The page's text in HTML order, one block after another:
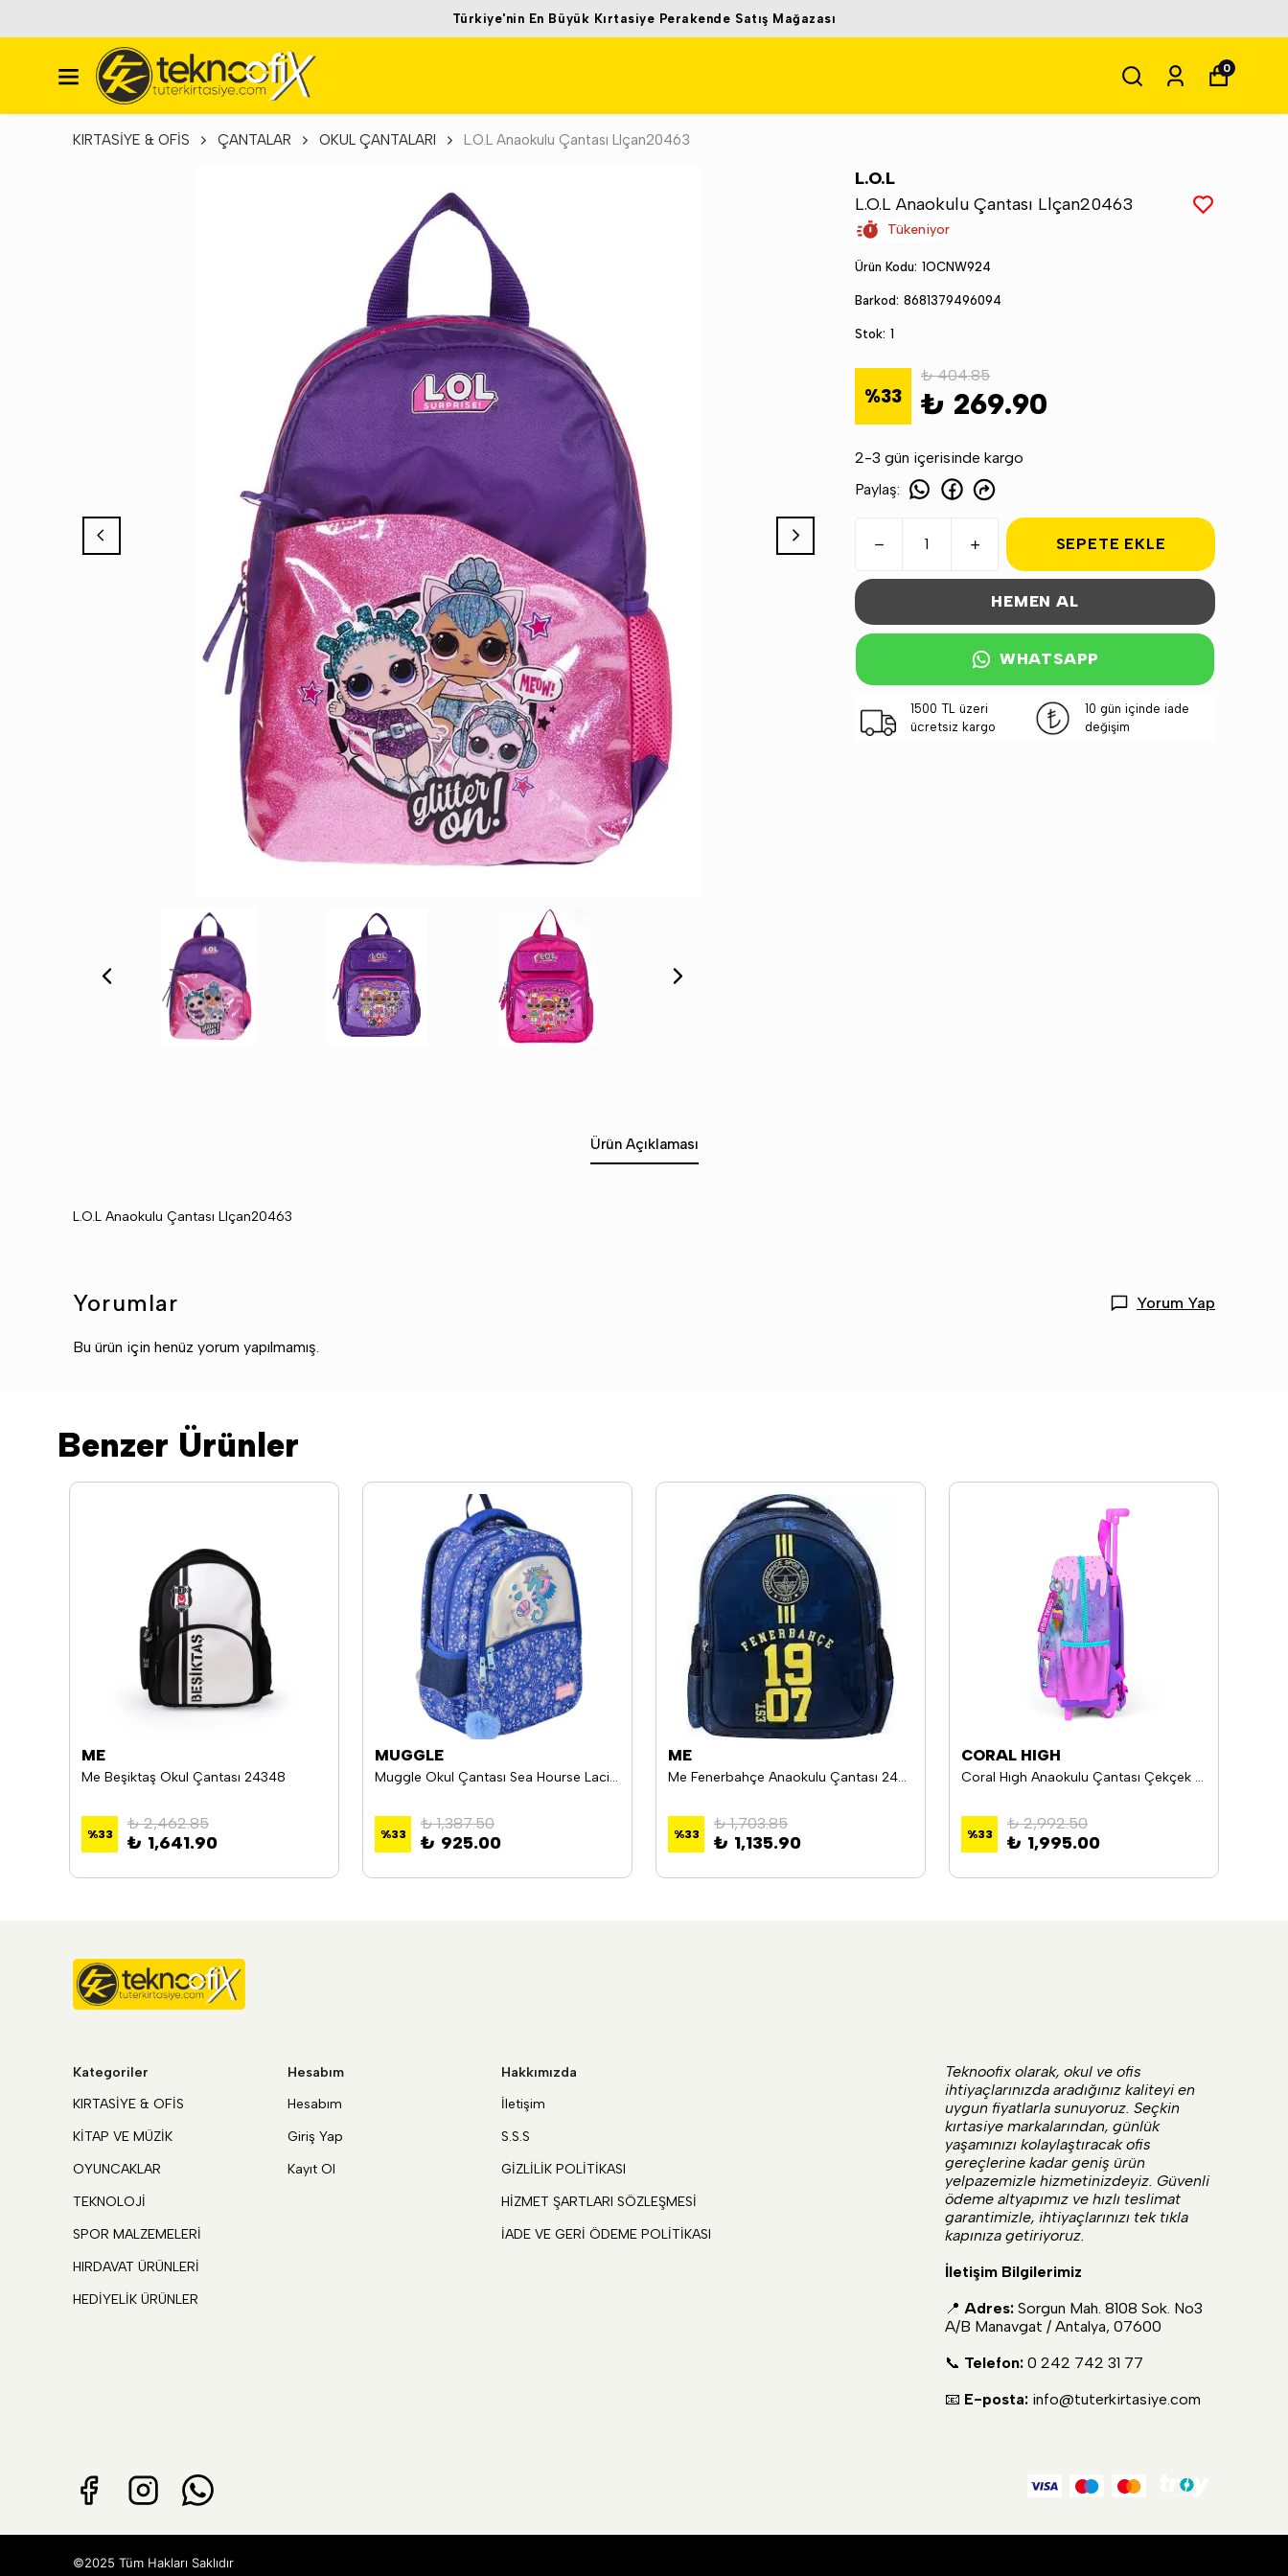
Türkiye'nin En Büyük Kırtasiye Perakende Satış Mağazası
0
KIRTASİYE & OFİS ÇANTALAR OKUL ÇANTALARI L.O.L Anaokulu Çantası Llçan20463
L.O.L
L.O.L Anaokulu Çantası Llçan20463
Tükeniyor
Ürün Kodu: 1OCNW924
Barkod: 8681379496094
Stok: 1
%33
₺ 404.85
₺ 269.90
2-3 gün içerisinde kargo
Paylaş:
SEPETE EKLE
HEMEN AL
WHATSAPP
1500 TL üzeri
ücretsiz kargo
10 gün içinde iade
değişim
Ürün Açıklaması
L.O.L Anaokulu Çantası Llçan20463
Yorumlar Yorum Yap
Bu ürün için henüz yorum yapılmamış.
Benzer Ürünler
ME
Me Beşiktaş Okul Çantası 24348
%33
₺ 2,462.85
₺ 1,641.90
MUGGLE
Muggle Okul Çantası Sea Hourse Lacivert Mu-8997
%33
₺ 1,387.50
₺ 925.00
ME
Me Fenerbahçe Anaokulu Çantası 24745
%33
₺ 1,703.85
₺ 1,135.90
CORAL HIGH
Coral Hıgh Anaokulu Çantası Çekçek 24050
%33
₺ 2,992.50
₺ 1,995.00
Kategoriler
KIRTASİYE & OFİS
KİTAP VE MÜZİK
OYUNCAKLAR
TEKNOLOJİ
SPOR MALZEMELERİ
HIRDAVAT ÜRÜNLERİ
HEDİYELİK ÜRÜNLER
Hesabım
Hesabım
Giriş Yap
Kayıt Ol
Hakkımızda
İletişim
S.S.S
GİZLİLİK POLİTİKASI
HİZMET ŞARTLARI SÖZLEŞMESİ
İADE VE GERİ ÖDEME POLİTİKASI
Teknoofix olarak, okul ve ofis
ihtiyaçlarınızda aradığınız kaliteyi en
uygun fiyatlarla sunuyoruz. Seçkin
kırtasiye markalarından, günlük
yaşamınızı kolaylaştıracak ofis
gereçlerine kadar geniş ürün
yelpazemizle hizmetinizdeyiz. Güvenli
ödeme altyapımız ve hızlı teslimat
garantimizle, ihtiyaçlarınızı tek tıkla
kapınıza getiriyoruz.
İletişim Bilgilerimiz
📍 Adres: Sorgun Mah. 8108 Sok. No3
A/B Manavgat / Antalya, 07600
📞 Telefon: 0 242 742 31 77
📧 E-posta: info@tuterkirtasiye.com
©2025 Tüm Hakları Saklıdır